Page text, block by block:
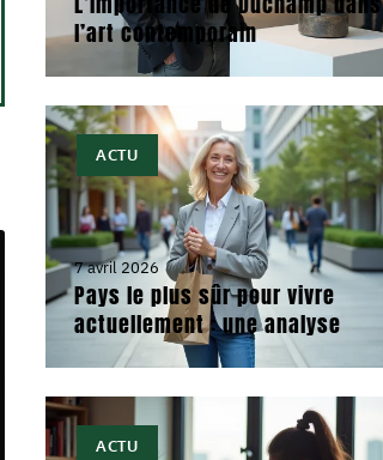
l’art contemporain
ACTU
7 avril 2026
Pays le plus sûr pour vivre
actuellement : une analyse
ACTU